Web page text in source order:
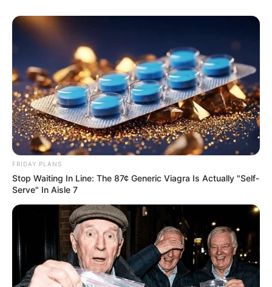
FACEBOOK
DESTAQUES DA SEMANA
Agente de Saúde é indiciada por falsificar
visitas que nunca aconteceram.
Câmara dos Deputados: anuênios, triênios,
quinquênios, sexta-parte e licenças-prêmio
Motos e bicicletas para ACS e ACE: veja o
passo a passo para conseguir o benefício.
FNARAS em Brasília: Senado pode
FRIDAY PLANS
Stop Waiting In Line: The 87¢ Generic Viagra Is Actually "Self-
Serve" In Aisle 7